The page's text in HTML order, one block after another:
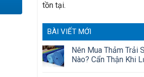
tồn tại.
BÀI VIẾT MỚI
Nên Mua Thảm Trải
Nào? Cẩn Thận Khi